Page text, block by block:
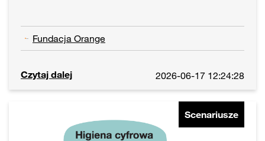
Fundacja Orange
Czytaj dalej 2026-06-17 12:24:28
Scenariusze